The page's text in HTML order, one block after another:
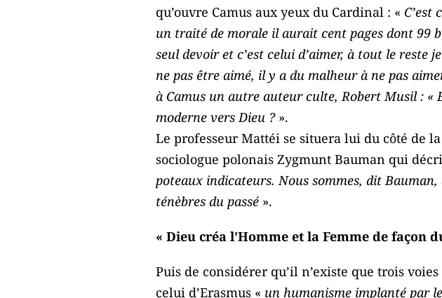
qu’ouvre Camus aux yeux du Cardinal : « C’est
un traité de morale il aurait cent pages dont 99
seul devoir et c’est celui d’aimer, à tout le reste
ne pas être aimé, il y a du malheur à ne pas
à Camus un autre auteur culte, Robert Musil : «
moderne vers Dieu ?».
Le professeur Mattéi se situera lui du côté de
sociologue polonais Zygmunt Bauman qui
poteaux indicateurs. Nous sommes, dit
ténèbres du passé ».
« Dieu créa l’Homme et la Femme de façon
Puis de considérer qu’il n’existe que trois
celui d’Erasmus « un humanisme implanté par